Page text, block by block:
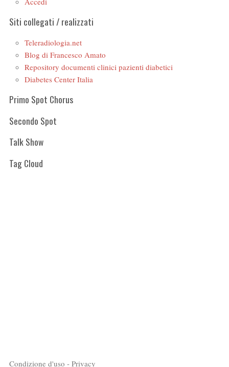
Siti collegati / realizzati
Teleradiologia.net
Blog di Francesco Amato
Repository documenti clinici pazienti diabetici
Diabetes Center Italia
Primo Spot Chorus
Secondo Spot
Talk Show
Tag Cloud
Condizione d'uso - Privacy